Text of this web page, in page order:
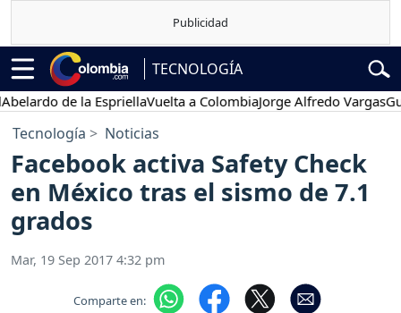
TECNOLOGÍA
de la EspriellaVuelta a ColombiaJorge Alfredo Vargas
Tecnología Noticias
Facebook activa Safety Check
en México tras el sismo de 7.1
grados
Mar, 19 Sep 2017 4:32 pm
Comparte en: